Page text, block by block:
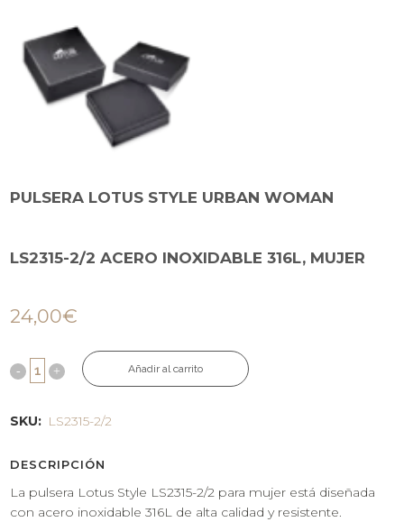
PULSERA LOTUS STYLE URBAN WOMAN
LS2315-2/2 ACERO INOXIDABLE 316L, MUJER
24,00€
Añadir al carrito
SKU: LS2315-2/2
DESCRIPCIÓN
La pulsera Lotus Style LS2315-2/2 para mujer está diseñada
con acero inoxidable 316L de alta calidad y resistente.